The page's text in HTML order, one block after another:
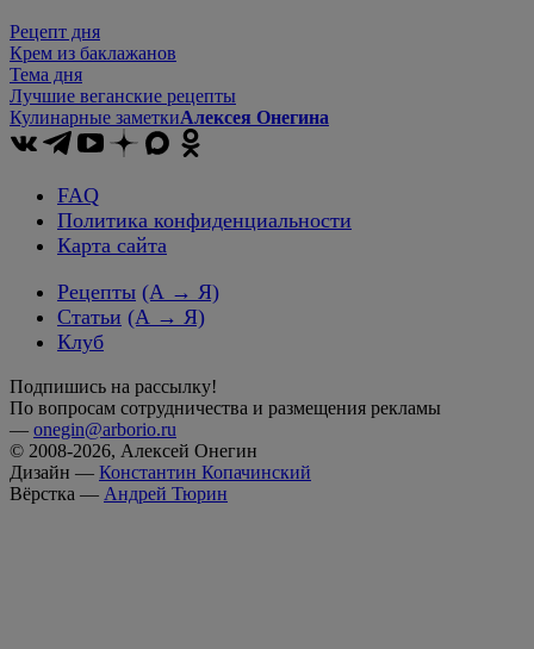
Рецепт дня
Крем из баклажанов
Тема дня
Лучшие веганские рецепты
Кулинарные заметкиАлексея Онегина
FAQ
Политика конфиденциальности
Карта сайта
Рецепты (А → Я)
Статьи (А → Я)
Клуб
Подпишись на рассылку!
По вопросам сотрудничества и размещения рекламы
— onegin@arborio.ru
© 2008-2026, Алексей Онегин
Дизайн — Константин Копачинский
Вёрстка — Андрей Тюрин